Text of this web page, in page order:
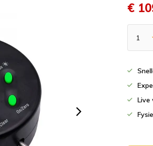
€
Live